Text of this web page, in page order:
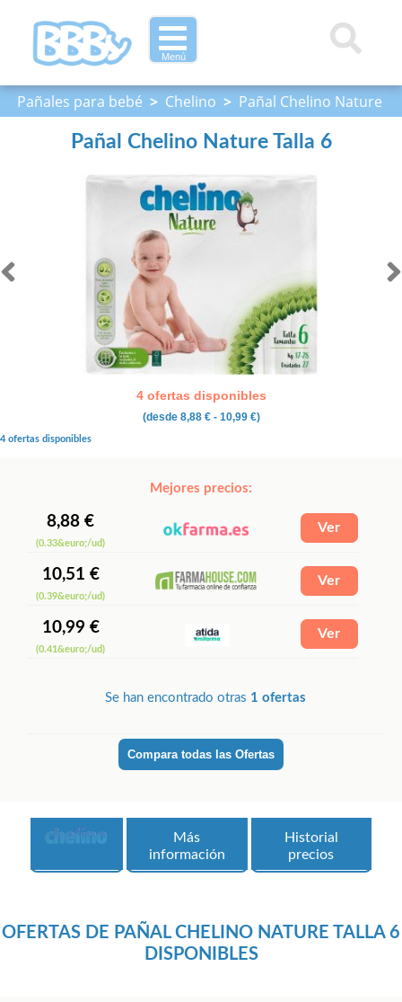
Menú
Pañales para bebé > Chelino > Pañal Chelino Nature
Talla 6
Pañal Chelino Nature Talla 6
4 ofertas disponibles
(desde 8,88 €- 10,99 €)
4 ofertas disponibles
Mejores precios:
8,88 €
(0.33&euro;/ud)
10,51 €
(0.39&euro;/ud)
10,99 €
(0.41&euro;/ud)
Se han encontrado otras 1 ofertas
Compara todas las Ofertas
Más
información
Historial
precios
OFERTAS DE PAÑAL CHELINO NATURE TALLA 6
DISPONIBLES